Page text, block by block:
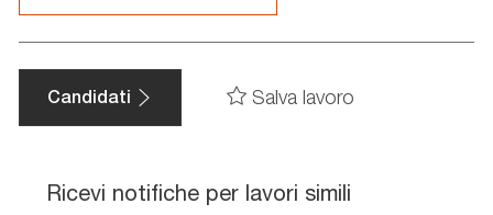
Candidati Salva lavoro
Ricevi notifiche per lavori simili